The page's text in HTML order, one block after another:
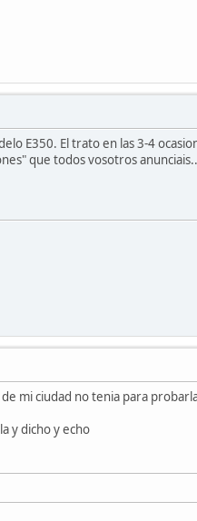
E350. El trato en las 3-4
que todos vosotros
mi ciudad no tenia para
y dicho y echo